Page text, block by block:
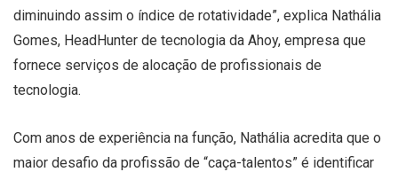
diminuindo assim o índice de rotatividade”, explica Nathália
Gomes, HeadHunter de tecnologia da Ahoy, empresa que
fornece serviços de alocação de profissionais de
tecnologia.
Com anos de experiência na função, Nathália acredita que o
maior desafio da profissão de “caça-talentos” é identificar